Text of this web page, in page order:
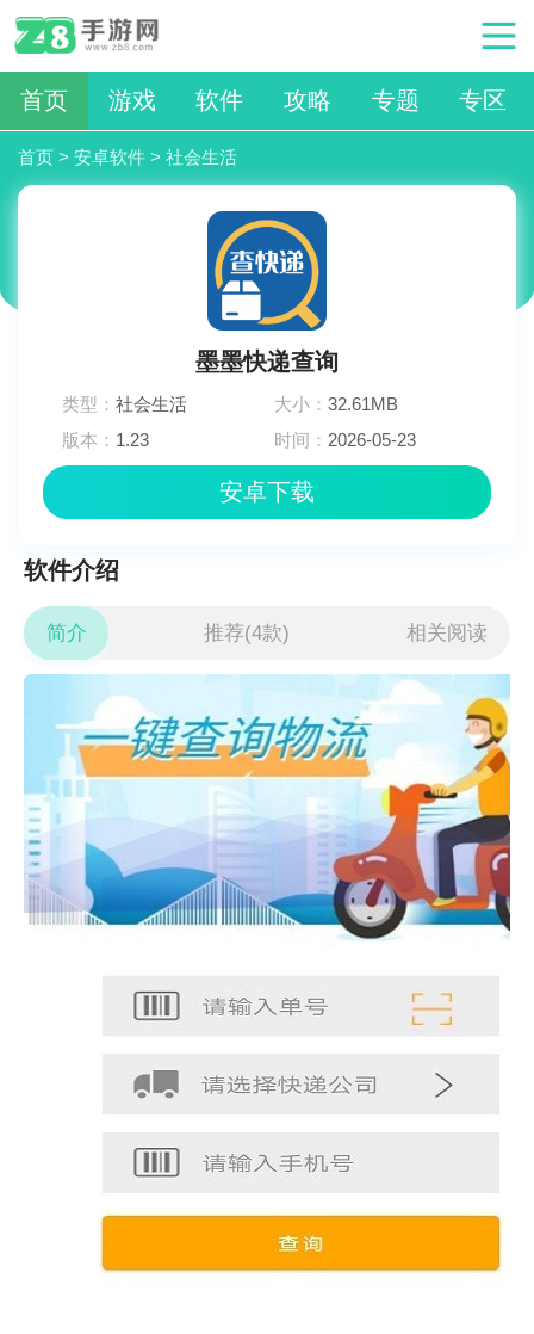
首页 游戏 软件 攻略 专题 专区
首页 > 安卓软件 > 社会生活
墨墨快递查询
类型：社会生活 大小：32.61MB
版本： 1.23 时间： 2026-05-23
安卓下载
软件介绍
简介 推荐(4款) 相关阅读